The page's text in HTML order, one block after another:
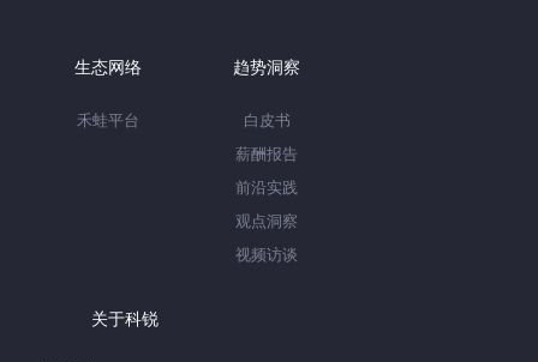
生态网络
禾蛙平台
趋势洞察
白皮书
薪酬报告
前沿实践
观点洞察
视频访谈
关于科锐